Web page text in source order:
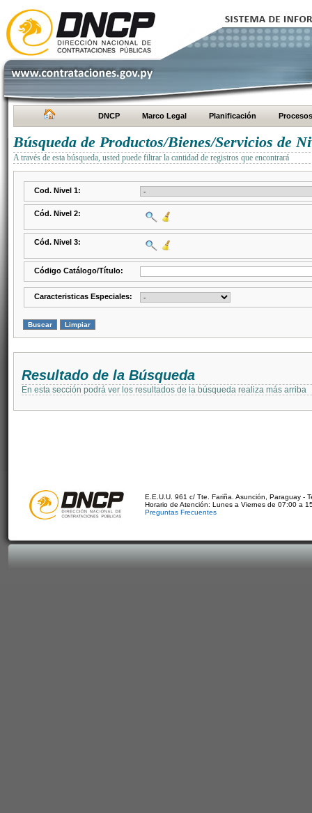
DNCP Marco Legal Planificación Procesos
Búsqueda de Productos/Bienes/Servicios de
A través de esta búsqueda, usted puede filtrar la cantidad de registros que encontrará
Cod. Nivel 1:
Cód. Nivel 2:
Cód. Nivel 3:
Código Catálogo/Título:
Caracteristicas Especiales:
Resultado de la Búsqueda
En esta sección podrá ver los resultados de la búsqueda realiza más arriba
E.E.U.U. 961 c/ Tte. Fariña. Asunción, Paraguay -
Horario de Atención: Lunes a Viernes de 07:00 a
Preguntas Frecuentes